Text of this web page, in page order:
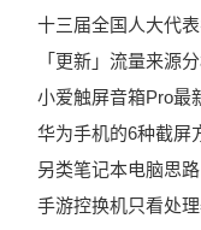
十三届全国人大代表
「更新」流量来源
小爱触屏音箱Pro最
华为手机的6种截屏
另类笔记本电脑思
手游控换机只看处